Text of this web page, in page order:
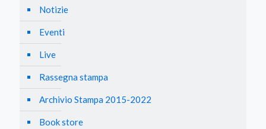
Notizie
Eventi
Live
Rassegna stampa
Archivio Stampa 2015-2022
Book store